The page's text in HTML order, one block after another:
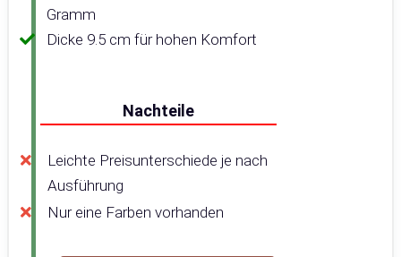
Gramm
Dicke 9.5 cm für hohen Komfort
Nachteile
Leichte Preisunterschiede je nach
Ausführung
Nur eine Farben vorhanden